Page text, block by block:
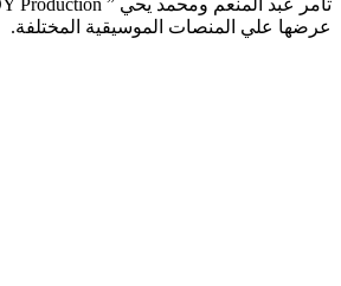
عرضها علي المنصات الموسيقية المختلفة.